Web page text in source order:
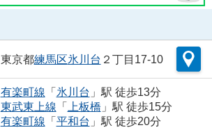
東京都練馬区氷川台 ２丁目17-10
有楽町線 「 氷川台 」駅 徒歩13分
東武東上線 「 上板橋 」駅 徒歩15分
有楽町線 「 平和台 」駅 徒歩20分